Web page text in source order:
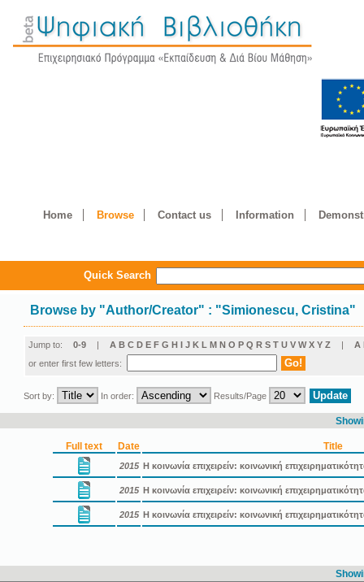
Home Browse Contact us Information
Quick Search
Browse by "Author/Creator" : "Simionescu, Cristina"
Jump to: 0-9 | A B C D E F G H I J K L M N O P Q R S T U V W X Y Z | Α
or enter first few letters:
Sort by: In order: Results/Page
Full text Date Title
2015 Η κοινωνία επιχειρείν: κοινωνική
2015 Η κοινωνία επιχειρείν: κοινωνική
2015 Η κοινωνία επιχειρείν: κοινωνική